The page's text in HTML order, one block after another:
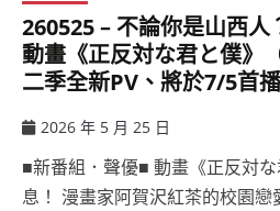
260525 – 不論你是山西
動畫《正反対な君と僕》
二季全新PV、將於7/5首播
2026 年 5 月 25 日
■新番組．聲優■ 動畫《正反対
息！ 漫畫家阿賀沢紅茶的校園戀